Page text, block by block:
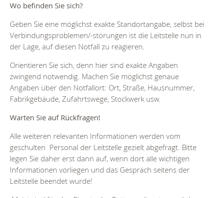
Wo befinden Sie sich?
Geben Sie eine möglichst exakte Standortangabe, selbst bei
Verbindungsproblemen/-störungen ist die Leitstelle nun in
der Lage, auf diesen Notfall zu reagieren.
Orientieren Sie sich, denn hier sind exakte Angaben
zwingend notwendig. Machen Sie möglichst genaue
Angaben über den Notfallort: Ort, Straße, Hausnummer,
Fabrikgebäude, Zufahrtswege, Stockwerk usw.
Warten Sie auf Rückfragen!
Alle weiteren relevanten Informationen werden vom
geschulten Personal der Leitstelle gezielt abgefragt. Bitte
legen Sie daher erst dann auf, wenn dort alle wichtigen
Informationen vorliegen und das Gespräch seitens der
Leitstelle beendet wurde!